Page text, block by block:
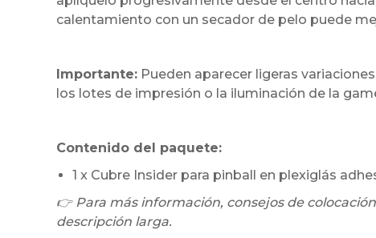
calentamiento con un secador de pelo puede
Importante:Pueden aparecer ligeras
los lotes de impresión o la iluminación de la
Contenido del paquete:
1 x Cubre Insider para pinball en plexiglás
👉 Para más información, consejos de
descripción larga.